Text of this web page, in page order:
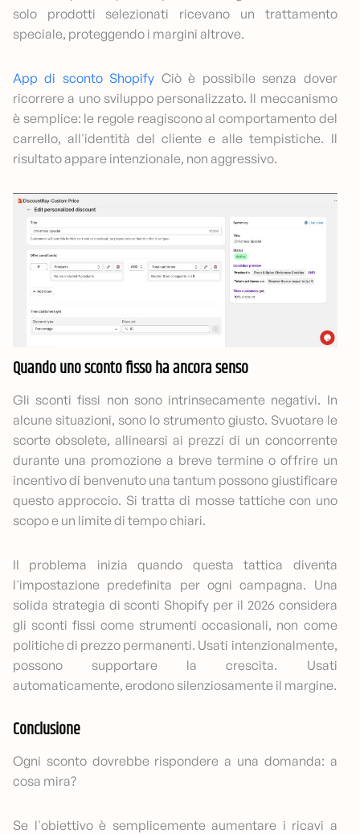
solo prodotti selezionati ricevano un trattamento
speciale, proteggendo i margini altrove.
App di sconto Shopify Ciò è possibile senza dover
ricorrere a uno sviluppo personalizzato. Il meccanismo
è semplice: le regole reagiscono al comportamento del
carrello, all'identità del cliente e alle tempistiche. Il
risultato appare intenzionale, non aggressivo.
Quando uno sconto fisso ha ancora senso
Gli sconti fissi non sono intrinsecamente negativi. In
alcune situazioni, sono lo strumento giusto. Svuotare le
scorte obsolete, allinearsi ai prezzi di un concorrente
durante una promozione a breve termine o offrire un
incentivo di benvenuto una tantum possono giustificare
questo approccio. Si tratta di mosse tattiche con uno
scopo e un limite di tempo chiari.
Il problema inizia quando questa tattica diventa
l'impostazione predefinita per ogni campagna. Una
solida strategia di sconti Shopify per il 2026 considera
gli sconti fissi come strumenti occasionali, non come
politiche di prezzo permanenti. Usati intenzionalmente,
possono supportare la crescita. Usati
automaticamente, erodono silenziosamente il margine.
Conclusione
Ogni sconto dovrebbe rispondere a una domanda: a
cosa mira?
Se l'obiettivo è semplicemente aumentare i ricavi a